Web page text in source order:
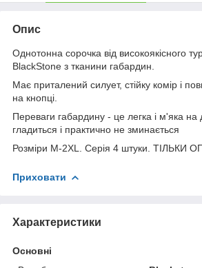
Опис
Однотонна сорочка від високоякісного
BlackStone з тканини габардин.
Має приталений силует, стійку комір і
на кнопці.
Переваги габардину - це легка і м'яка на
гладиться і практично не зминається
Розміри М-2XL. Серія 4 штуки. ТІЛЬКИ
Приховати
Характеристики
Основні